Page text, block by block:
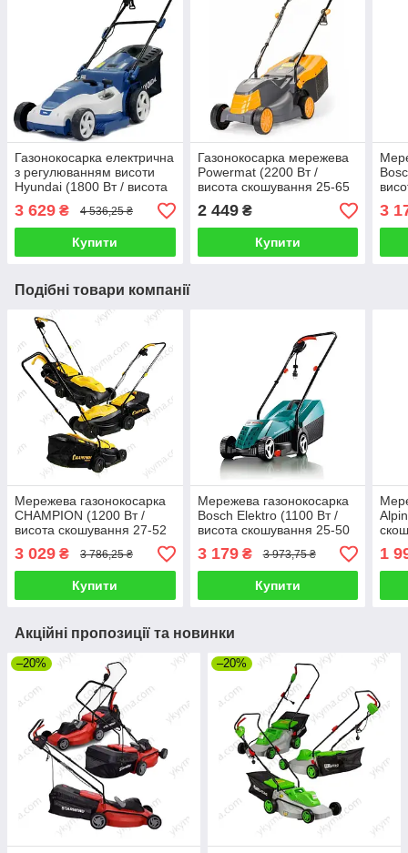
Газонокосарка електрична
з регулюванням висоти
Hyundai (1800 Вт / висота
скошування 25-75 мм /
травозбірник 35л)
3 629 ₴ 4 536,25 ₴
Купити
Газонокосарка мережева
Powermat (2200 Вт /
висота скошування 25-65
мм / травозбірник 35л)
2 449₴
Купити
мм /
3
Подібні товари компанії
Мережева газонокосарка
CHAMPION (1200 Вт /
висота скошування 27-52
3 029 ₴ 3 786,25 ₴
Купити
Мережева газонокосарка
Bosch Elektro (1100 Вт /
висота скошування 25-50
3 179₴ 3 973,75 ₴
Купити
1
Акційні пропозиції та новинки
–20% –20%